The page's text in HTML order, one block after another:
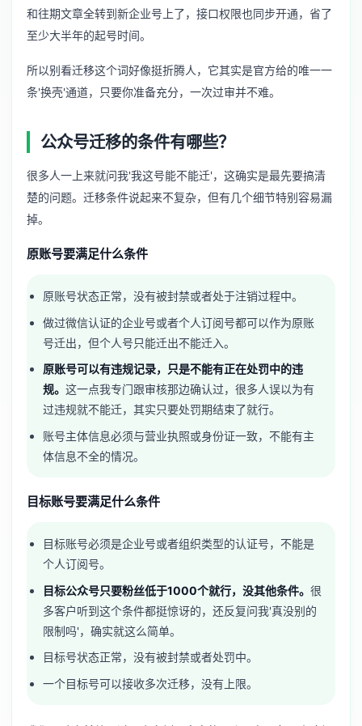
和往期文章全转到新企业号上了，接口权限也同步开通，省了
至少大半年的起号时间。
所以别看迁移这个词好像挺折腾人，它其实是官方给的唯一一
条'换壳'通道，只要你准备充分，一次过审并不难。
公众号迁移的条件有哪些？
很多人一上来就问我'我这号能不能迁'，这确实是最先要搞清
楚的问题。迁移条件说起来不复杂，但有几个细节特别容易漏
掉。
原账号要满足什么条件
原账号状态正常，没有被封禁或者处于注销过程中。
做过微信认证的企业号或者个人订阅号都可以作为原账
号迁出，但个人号只能迁出不能迁入。
原账号可以有违规记录，只是不能有正在处罚中的违
规。这一点我专门跟审核那边确认过，很多人误以为有
过违规就不能迁，其实只要处罚期结束了就行。
账号主体信息必须与营业执照或身份证一致，不能有主
体信息不全的情况。
目标账号要满足什么条件
目标账号必须是企业号或者组织类型的认证号，不能是
个人订阅号。
目标公众号只要粉丝低于1000个就行，没其他条件。很
多客户听到这个条件都挺惊讶的，还反复问我'真没别的
限制吗'，确实就这么简单。
目标号状态正常，没有被封禁或者处罚中。
一个目标号可以接收多次迁移，没有上限。